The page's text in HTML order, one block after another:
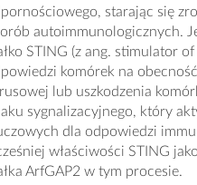
starając się
autoimmunologicznych.
STING (z ang. stimulator
komórek na
lub uszkodzenia
sygnalizacyjnego, który
dla odpowiedzi
właściwości STING
ArfGAP2 w tym procesie.